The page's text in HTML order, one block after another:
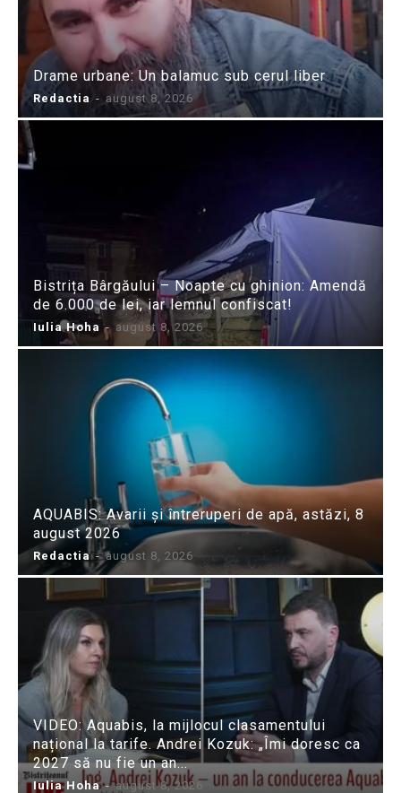
Drame urbane: Un balamuc sub cerul liber
Redactia - august 8, 2026
Bistrița Bârgăului – Noapte cu ghinion: Amendă
de 6.000 de lei, iar lemnul confiscat!
Iulia Hoha - august 8, 2026
AQUABIS: Avarii și întreruperi de apă, astăzi, 8
august 2026
Redactia - august 8, 2026
VIDEO: Aquabis, la mijlocul clasamentului
național la tarife. Andrei Kozuk: „Îmi doresc ca
2027 să nu fie un an...
Iulia Hoha - august 8, 2026